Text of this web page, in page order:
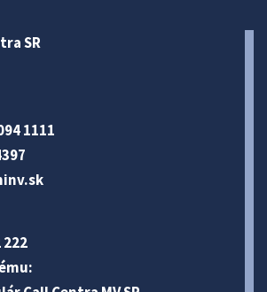
SR
1111
.sk